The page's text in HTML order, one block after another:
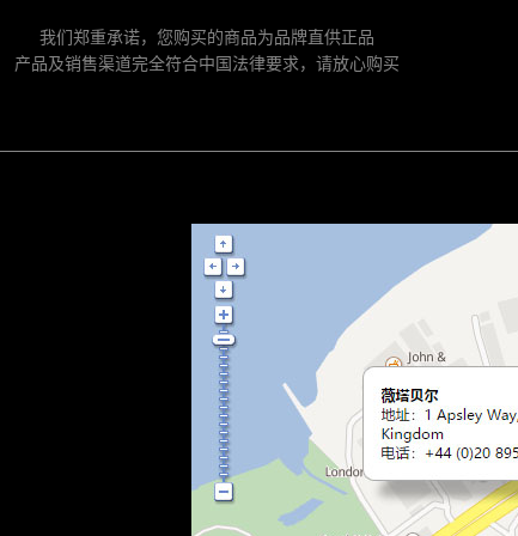
我们郑重承诺，您购买的商品为品牌直供正品
产品及销售渠道完全符合中国法律要求，请放心购买